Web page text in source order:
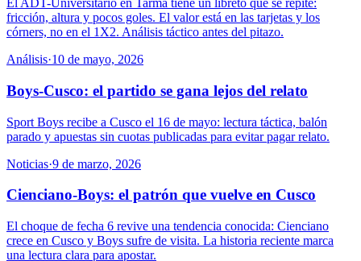
El ADT-Universitario en Tarma tiene un libreto que se repite:
fricción, altura y pocos goles. El valor está en las tarjetas y los
córners, no en el 1X2. Análisis táctico antes del pitazo.
Análisis·10 de mayo, 2026
Boys-Cusco: el partido se gana lejos del relato
Sport Boys recibe a Cusco el 16 de mayo: lectura táctica, balón
parado y apuestas sin cuotas publicadas para evitar pagar relato.
Noticias·9 de marzo, 2026
Cienciano-Boys: el patrón que vuelve en Cusco
El choque de fecha 6 revive una tendencia conocida: Cienciano
crece en Cusco y Boys sufre de visita. La historia reciente marca
una lectura clara para apostar.